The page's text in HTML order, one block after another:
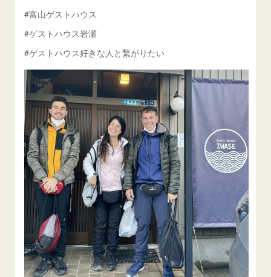
#富山ゲストハウス
#ゲストハウス岩瀬
#ゲストハウス好きな人と繋がりたい